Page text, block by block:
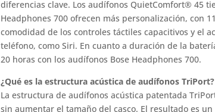
diferencias clave. Los audífonos QuietComfort® 45
Headphones 700 ofrecen más personalización, con
comodidad de los controles táctiles capacitivos y el
teléfono, como Siri. En cuanto a duración de la
20 horas con los audífonos Bose Headphones 700.
¿Qué es la estructura acústica de audífonos TriPort?
La estructura de audífonos acústica patentada
sin aumentar el tamaño del casco. El resultado es